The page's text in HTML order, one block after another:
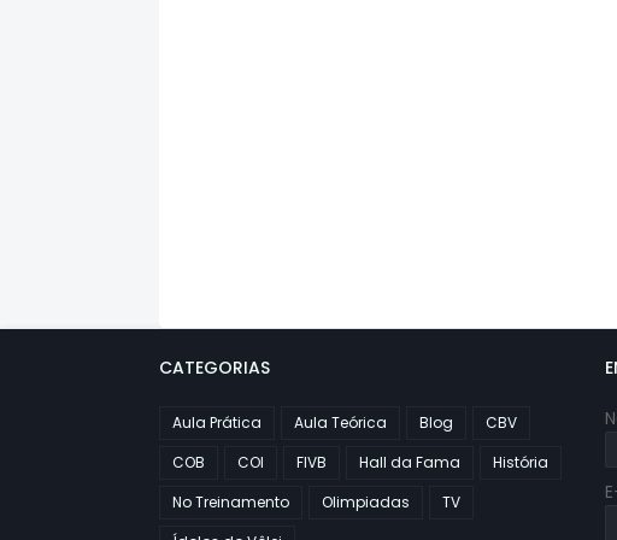
CATEGORIAS
Aula Prática Aula Teórica Blog
CBV
COB
COI FIVB Hall da Fama
História
No Treinamento
Olimpiadas
TV